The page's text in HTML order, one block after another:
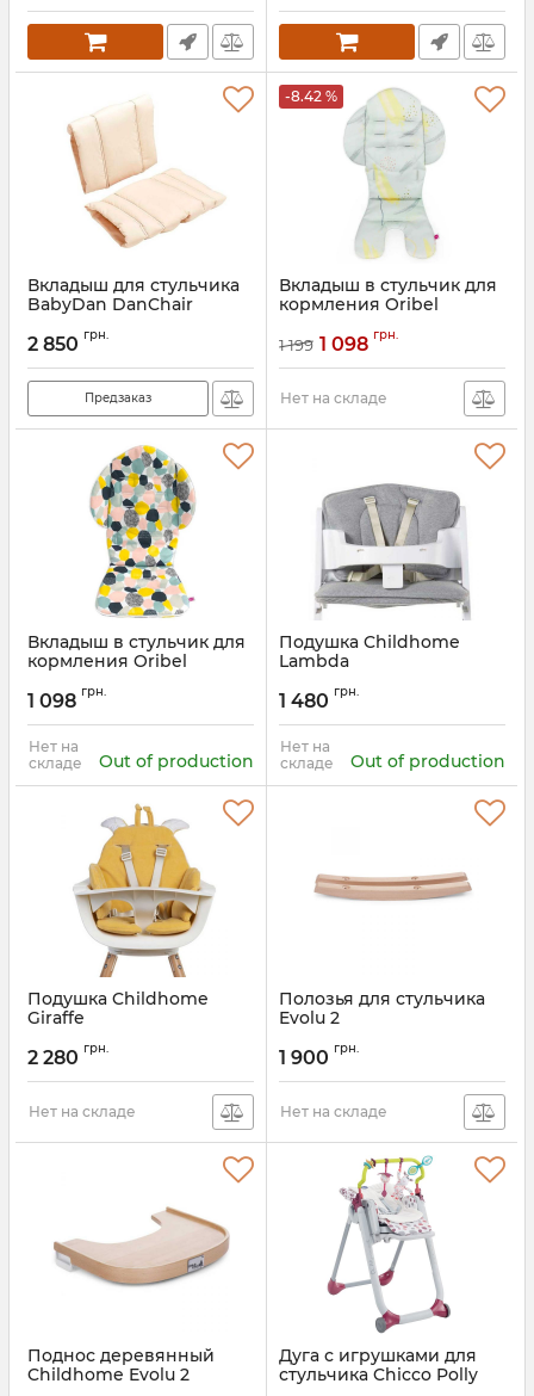
Вкладыш для стульчика
BabyDan DanChair
2 850 грн.
Предзаказ
-8.42 %
Вкладыш в стульчик для
кормления Oribel
Артикул:OR217-90006
1 199 1 098 грн.
Нет на складе
Вкладыш в стульчик для
кормления Oribel
Артикул:
1 098 грн.
Нет на
складе
Out of production
Подушка Childhome
Lambda
1 480 грн.
Нет на
складе
Out of production
Подушка Childhome
Giraffe
2 280 грн.
Нет на складе
Полозья для стульчика
Evolu 2
1 900 грн.
Нет на складе
Поднос деревянный
Childhome Evolu 2
Дуга с игрушками для
стульчика Chicco Polly